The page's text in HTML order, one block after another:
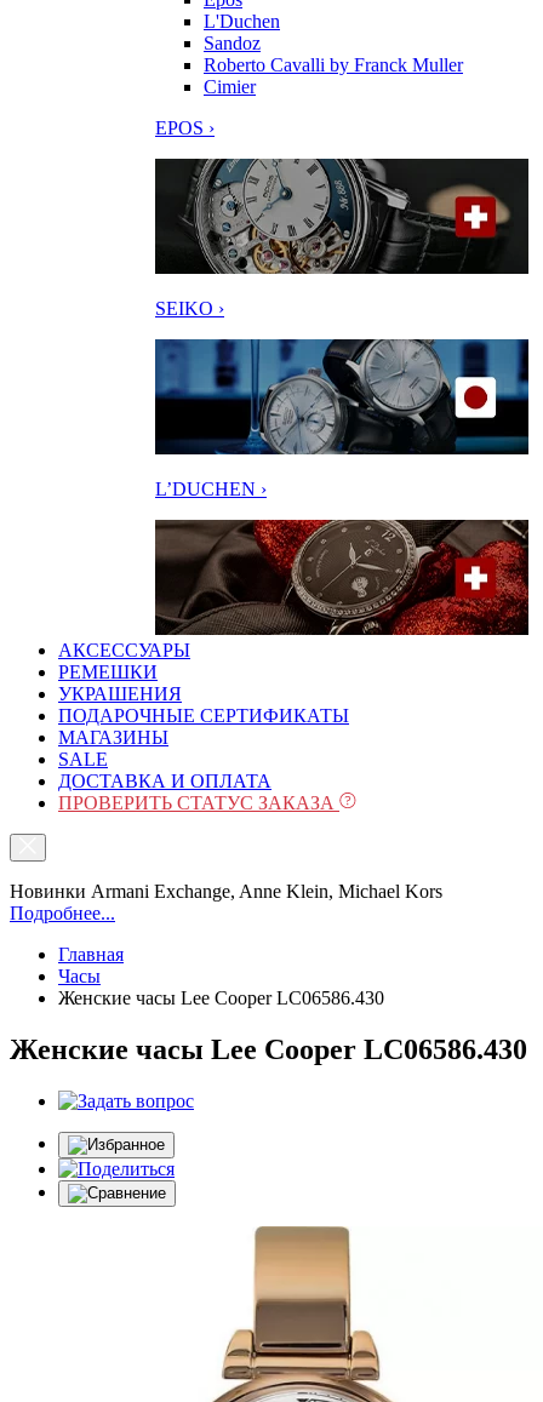
L'Duchen
Sandoz
Roberto Cavalli by Franck Muller
Cimier
EPOS ›
SEIKO ›
L’DUCHEN ›
АКСЕССУАРЫ
РЕМЕШКИ
УКРАШЕНИЯ
ПОДАРОЧНЫЕ СЕРТИФИКАТЫ
МАГАЗИНЫ
SALE
ДОСТАВКА И ОПЛАТА
ПРОВЕРИТЬ СТАТУС ЗАКАЗА
Новинки Armani Exchange, Anne Klein, Michael Kors
Подробнее...
Главная
Часы
Женские часы Lee Cooper LC06586.430
Женские часы Lee Cooper LC06586.430